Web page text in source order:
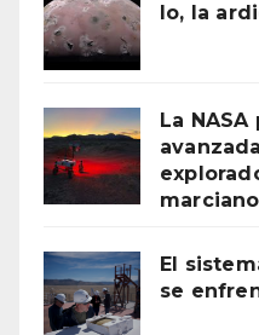
Io, la
La
El
se